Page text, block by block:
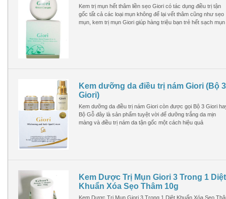
Kem trị mụn hết thâm liền sẹo Giori có tác dụng điều trị tận
gốc tất cả các loại mụn không để lại vết thâm cũng như sẹo
mụn, kem trị mụn Giori giúp hàng triệu bạn trẻ hết sạch mụn
Kem dưỡng da điều trị nám Giori (Bộ 3
Giori)
Kem dưỡng da điều trị nám Giori còn được gọi Bộ 3 Giori
Bộ Gỗ đây là sản phẩm tuyệt vời để dưỡng trắng da mịn
màng và điều trị nám da tận gốc một cách hiệu quả
Kem Dược Trị Mụn Giori 3 Trong 1 Diệt
Khuẩn Xóa Sẹo Thâm 10g
Kem Dược Trị Mụn Giori 3 Trong 1 Diệt Khuẩn Xóa Sẹo